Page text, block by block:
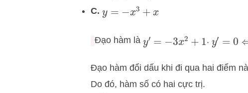
C. y =− x3+ x
Đạo hàm là y′ =− 3x2+1 . y′ ⇔ x
Đạo hàm đổi dấu khi đi qua hai điểm
Do đó, hàm số có hai cực trị.